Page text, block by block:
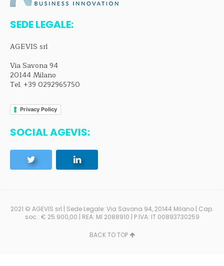
SEDE LEGALE:
AGEVIS srl
Via Savona 94
20144 Milano
Tel. +39 0292965750
Privacy Policy
SOCIAL AGEVIS:
2021 © AGEVIS srl | Sede Legale: Via Savona 94, 20144 Milano | Cap.
soc.: € 25.900,00 | REA: MI 2088910 | P.IVA: IT 00893730259
BACK TO TOP